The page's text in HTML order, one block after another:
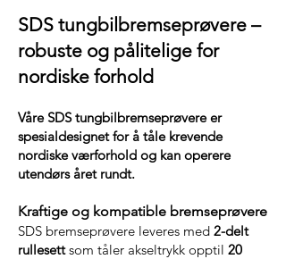
SDS tungbilbremseprøvere –
robuste og pålitelige for
nordiske forhold
Våre SDS tungbilbremseprøvere er
spesialdesignet for å tåle krevende
nordiske værforhold og kan operere
utendørs året rundt.
Kraftige og kompatible bremseprøvere
SDS bremseprøvere leveres med 2-delt
rullesettsom tåler akseltrykk opptil 20